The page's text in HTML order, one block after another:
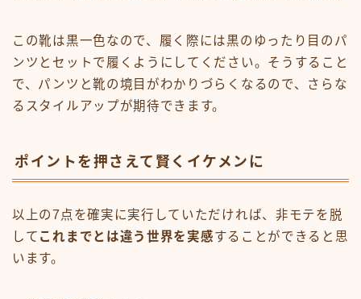
この靴は黒一色なので、履く際には黒のゆったり目のパ
ンツとセットで履くようにしてください。そうすること
で、パンツと靴の境目がわかりづらくなるので、さらな
るスタイルアップが期待できます。
ポイントを押さえて賢くイケメンに
以上の7点を確実に実行していただければ、非モテを脱
して これまでとは違う世界を実感することができると思
います。